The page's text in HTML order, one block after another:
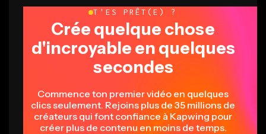
T'ES PRÊT(E) ?
Crée quelque chose
d'incroyable en quelques
secondes
Commence ton premier vidéo en quelques
clics seulement. Rejoins plus de 35 millions de
créateurs qui font confiance à Kapwing pour
créer plus de contenu en moins de temps.